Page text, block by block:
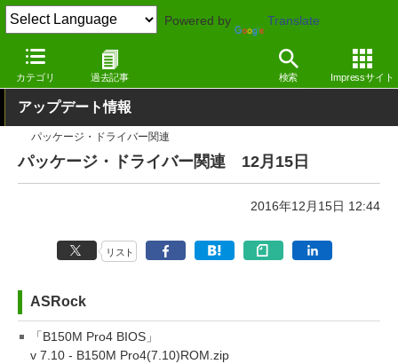
Powered by Translate
カテゴリ 過去記事 検索 Impressサイト
窓の杜 その他の話題 アップデート
アップデート情報
パッケージ・ドライバー関連
パッケージ・ドライバー関連 12月15日
2016年12月15日 12:44
リスト
ASRock
「B150M Pro4 BIOS」
v 7.10 - B150M Pro4(7.10)ROM.zip